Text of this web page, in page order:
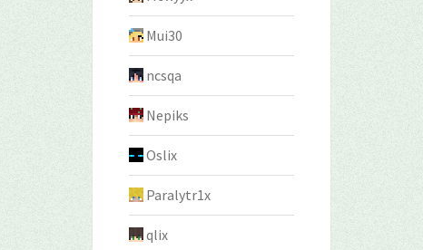
Mui30
ncsqa
Nepiks
Oslix
Paralytr1x
qlix